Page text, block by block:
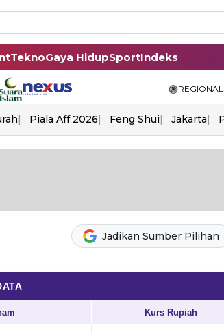
TeknoGaya HidupSportIndeks
REGIONAL:
Piala Aff 2026 Feng Shui Jakarta
Jadikan Sumber Pilihan
Kurs Rupiah